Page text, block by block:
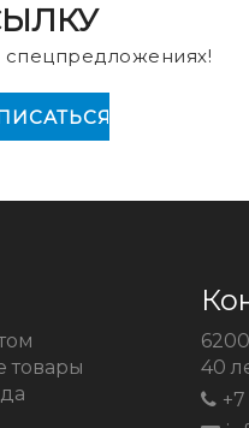
товары
40